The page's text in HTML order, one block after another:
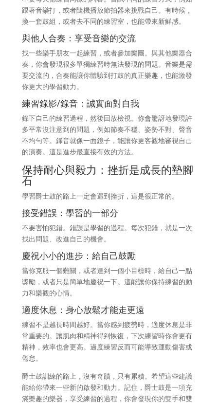
跟著音樂打，或者隨機播放節拍器來挑戰自己。有時候，
換一套鼓組，或者去不同的練習室，也能帶來新鮮感。
與他人合奏：享受音樂的交流
找一些樂手朋友一起練習，或者參加樂團。與其他樂器合
奏，你會發現很多單獨練習時無法發現的問題。音樂是需
要交流的，合奏能讓你體驗到打鼓的真正樂趣，也能激發
你更大的學習動力。
練習錄影/錄音：誠實面對自我
錄下自己的練習過程，然後回放檢視。你會驚訝地發現許
多平常沒注意到的問題，例如節奏不穩、姿勢不對、聲音
不均勻等。錄音就像一面鏡子，能讓你更客觀地審視自己
的演奏。這是進步最直接有效的方法。
保持耐心與毅力：挫折是成長的墊腳
石
學習爵士鼓的路上一定會遇到挫折，這是很正常的。
接受錯誤：學習的一部分
不要害怕犯錯。錯誤是學習的過程。每次犯錯，就是一次
找出問題、改進自己的機會。
慶祝小小的進步：給自己鼓勵
當你克服一個難關，或者達到一個小目標時，給自己一點
獎勵，或者只是簡單地慶祝一下。這能讓你保持練習的動
力和樂觀的心情。
適度休息：身心放鬆才能走更遠
練習不是越長時間越好。當你感到疲勞時，適度休息是非
常重要的。讓肌肉和精神得到恢復，下次練習時你會更有
精神，效率也會更高。過度練習反而可能導致運動傷害或
倦怠。
爵士鼓訓練的路上，沒有奇蹟，只有累積。希望這些建議
能給你帶來一些新的啟發和動力。記住，爵士鼓是一項充
滿樂趣的樂器，享受練習的過程，你會發現你的雙手和雙